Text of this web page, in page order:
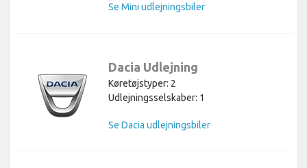
Se Mini udlejningsbiler
Dacia Udlejning
Køretøjstyper: 2
Udlejningsselskaber: 1
Se Dacia udlejningsbiler